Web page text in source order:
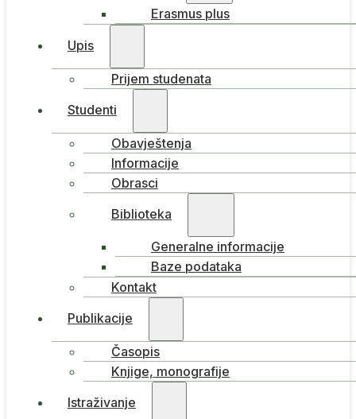
Erasmus plus
Upis
Prijem studenata
Studenti
Obavještenja
Informacije
Obrasci
Biblioteka
Generalne informacije
Baze podataka
Kontakt
Publikacije
Časopis
Knjige, monografije
Istraživanje